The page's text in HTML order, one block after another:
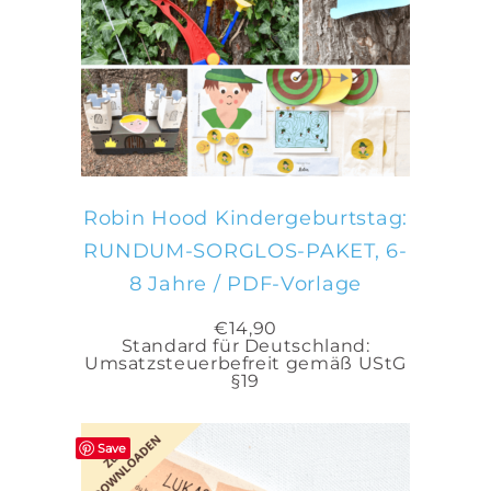
IN DEN WARENKORB
Robin Hood Kindergeburtstag:
RUNDUM-SORGLOS-PAKET, 6-
8 Jahre / PDF-Vorlage
€14,90
Standard für Deutschland:
Umsatzsteuerbefreit gemäß UStG
§19
Save